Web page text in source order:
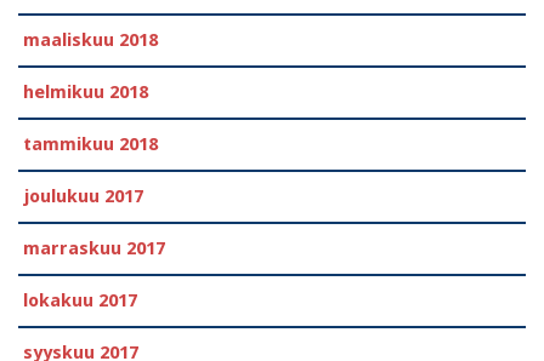
maaliskuu 2018
helmikuu 2018
tammikuu 2018
joulukuu 2017
marraskuu 2017
lokakuu 2017
syyskuu 2017